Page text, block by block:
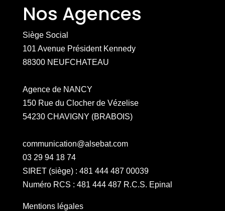
Nos Agences
Siège Social
101 Avenue Président Kennedy
88300 NEUFCHATEAU
Agence de NANCY
150 Rue du Clocher de Vézelise
54230 CHAVIGNY (BRABOIS)
communication@alsebat.com
03 29 94 18 74
SIRET (siège) : 481 444 487 00039
Numéro RCS : 481 444 487 R.C.S. Epinal
Mentions légales